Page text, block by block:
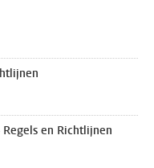
en Richtlijnen